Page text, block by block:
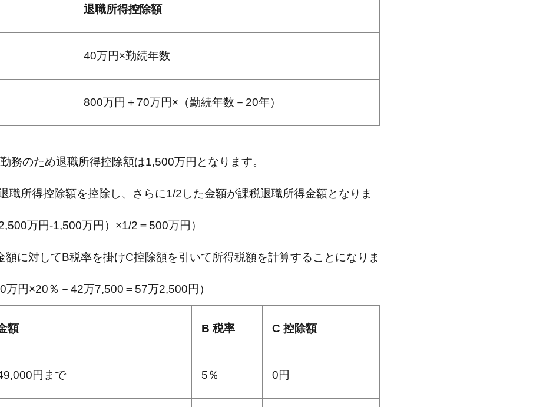
退職所得控除額
40万円×勤続年数
800万円＋70万円×（勤続年数－20年）
務のため退職所得控除額は1,500万円となります。
職所得控除額を控除し、さらに1/2した金額が課税退職所得金額となりま
万円-1,500万円）×1/2＝500万円）
に対してB税率を掛けC控除額を引いて所得税額を計算することになりま
万円×20％－42万7,500＝57万2,500円）
額 B 税率 C 控除額
円まで 5％ 0円